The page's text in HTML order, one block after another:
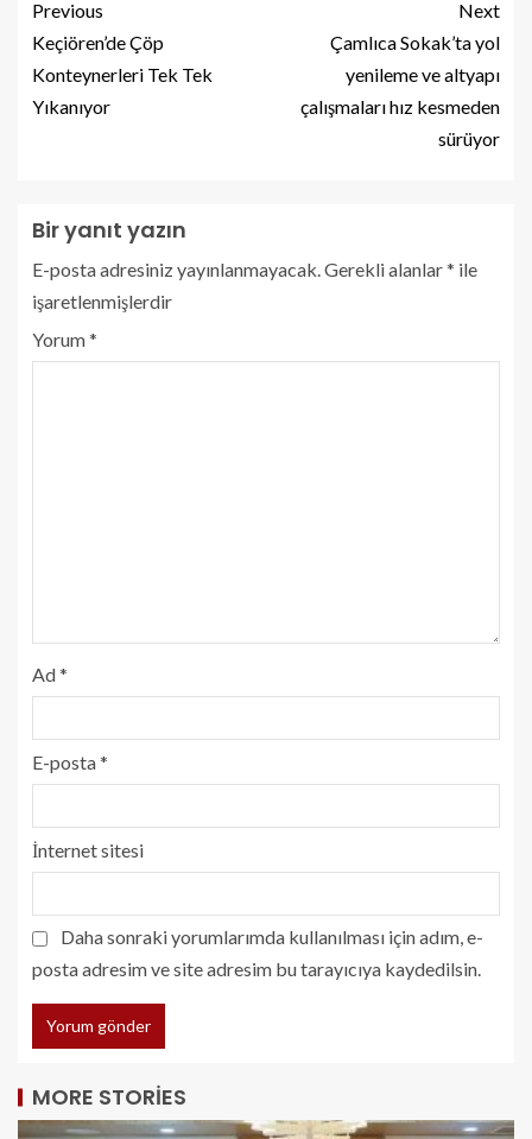
Previous
Keçiören’de Çöp
Konteynerleri Tek Tek
Yıkanıyor
Next
Çamlıca Sokak’ta yol
yenileme ve altyapı
çalışmaları hız kesmeden
sürüyor
Bir yanıt yazın
E-posta adresiniz yayınlanmayacak. Gerekli alanlar* ile
işaretlenmişlerdir
Yorum*
Ad*
E-posta*
İnternet sitesi
Daha sonraki yorumlarımda kullanılması için adım, e-
posta adresim ve site adresim bu tarayıcıya kaydedilsin.
MORE STORIES